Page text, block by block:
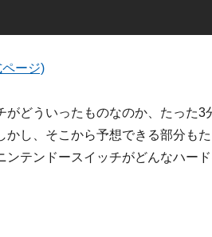
ージ)
がどういったものなのか、たった
かし、そこから予想できる部分も
ンテンドースイッチがどんなハー